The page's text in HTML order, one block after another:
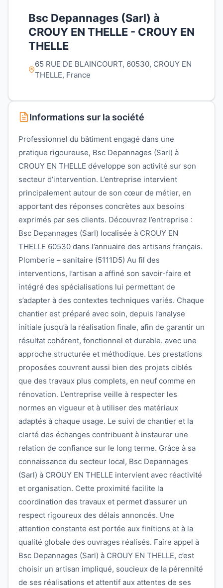
Bsc Depannages (Sarl) à
CROUY EN THELLE - CROUY EN
THELLE
65 RUE DE BLAINCOURT, 60530, CROUY EN
THELLE, France
Informations sur la société
Professionnel du bâtiment engagé dans une
pratique rigoureuse, Bsc Depannages (Sarl) à
CROUY EN THELLE développe son activité sur son
secteur d’intervention. L’entreprise intervient
principalement autour de son cœur de métier, en
apportant des réponses concrètes aux besoins
exprimés par ses clients. Découvrez l’entreprise :
Bsc Depannages (Sarl) localisée à CROUY EN
THELLE 60530 dans l’annuaire des artisans français.
Plomberie – sanitaire (5111D5) Au fil des
interventions, l’artisan a affiné son savoir-faire et
intégré des spécialisations lui permettant de
s’adapter à des contextes techniques variés. Chaque
chantier est préparé avec soin, depuis l’analyse
initiale jusqu’à la réalisation finale, afin de garantir un
résultat cohérent, fonctionnel et durable. avec une
approche structurée et méthodique. Les prestations
proposées couvrent aussi bien des projets ciblés
que des travaux plus complets, en neuf comme en
rénovation. L’entreprise veille à respecter les
normes en vigueur et à utiliser des matériaux
adaptés à chaque usage. Le suivi de chantier et la
clarté des échanges contribuent à instaurer une
relation de confiance sur le long terme. Grâce à sa
connaissance du secteur local, Bsc Depannages
(Sarl) à CROUY EN THELLE intervient avec réactivité
et organisation. Cette proximité facilite la
coordination des travaux et permet d’assurer un
respect rigoureux des délais annoncés. Une
attention constante est portée aux finitions et à la
qualité globale des ouvrages réalisés. Faire appel à
Bsc Depannages (Sarl) à CROUY EN THELLE, c’est
choisir un artisan impliqué, soucieux de la pérennité
de ses réalisations et attentif aux attentes de ses